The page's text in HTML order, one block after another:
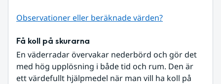
Observationer eller beräknade värden?
Få koll på skurarna
En väderradar övervakar nederbörd och gör det
med hög upplösning i både tid och rum. Den är
ett värdefullt hjälpmedel när man vill ha koll på